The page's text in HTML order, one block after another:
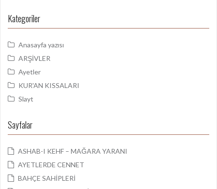
Kategoriler
Anasayfa yazısı
ARŞİVLER
Ayetler
KUR'AN KISSALARI
Slayt
Sayfalar
ASHAB-I KEHF – MAĞARA YARANI
AYETLERDE CENNET
BAHÇE SAHİPLERİ